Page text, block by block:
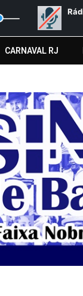
CARNAVAL RJ